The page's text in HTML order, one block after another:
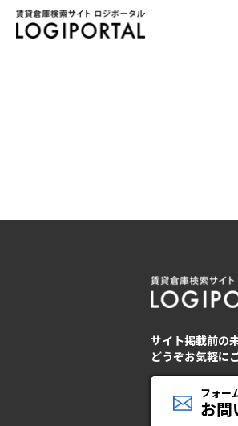
サイト掲載前の
どうぞお気軽に
フォー
お問